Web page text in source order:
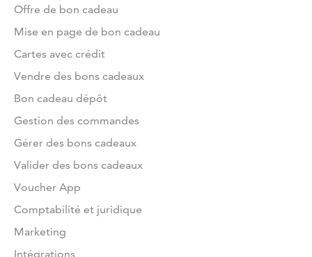
Offre de bon cadeau
Mise en page de bon cadeau
Cartes avec crédit
Vendre des bons cadeaux
Bon cadeau dépôt
Gestion des commandes
Gérer des bons cadeaux
Valider des bons cadeaux
Voucher App
Comptabilité et juridique
Marketing
Intégrations